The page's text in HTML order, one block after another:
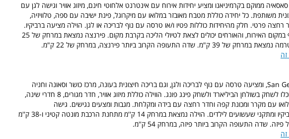
ממוקם בקרמיניאנו ומציע יחידות אירוח עם אינטרנט אלחוטי חינם, מיזוג אוויר וגישה לגן עם
משותפת. כל יחידה כוללת מטבח מאובזר במלואו עם מיקרוגל, פינת ישיבה עם ספה, טלוויזיה,
רחצה פרטי. חלק מהיחידות כוללות פטיו ו/או טרסה עם נוף לבריכה או לגן. הוילה מציעה ברביקיו.
יש טרקלין משותף במקום האירוח, והאורחים יכולים לצאת לטיולי הליכה בקרבת מקום. פירנצה נמצאת במרחק של 25
שדה התעופה הקרוב ביותר פירנצה, במרחק של 22 ק"מ.
נמצאת בSan Gennaro, ומציעה טרסה עם נוף לבריכה ולגן, וגם בריכה חיצונית בעונה, מרכז כושר וסאונה וחניה
פרטית בחינם. תוכלו לשחק בשולחן הביליארד ולשחק פינג פונג. הווילה כוללת מיזוג אוויר, חדר מגורים, 8 חדרי שינה,
עם מקרר ומכונת קפה וחדר רחצה עם בידה ומקלחת. מגבות ומצעים נגישים. גישה
לג׳קוזי, מתקני ברביקיו ומתקני שעשועים לילדים. הוילה נמצאת במרחק 14 ק''מ מתחנת הרכבת מונטה קטיני ו-38 ק''מ
שדה התעופה הקרוב ביותר פיזה, במרחק 54 ק''מ.